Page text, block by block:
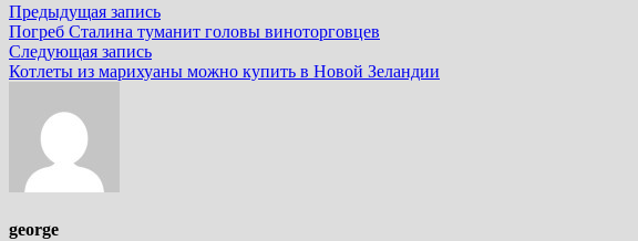
Навигация
по
записям
Предыдущая записьПредыдущая
запись:
Погреб Сталина туманит головы виноторговцев
Следующая записьСледующая
запись:
Котлеты из марихуаны можно купить в Новой Зеландии
george